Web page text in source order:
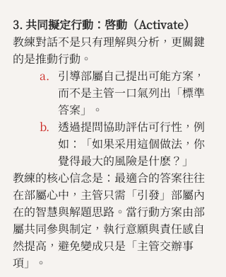
3. 共同擬定行動：啓動（Activate）
教練對話不是只有理解與分析，更關鍵
的是推動行動。
引導部屬自己提出可能方案，
而不是主管一口氣列出「標準
答案」。
透過提問協助評估可行性，例
如：「如果采用這個做法，你
覺得最大的風險是什麽？」
教練的核心信念是：最適合的答案往往
在部屬心中，主管只需「引發」部屬內
在的智慧與解題思路。當行動方案由部
屬共同參與制定，執行意願與責任感自
然提高，避免變成只是「主管交辦事
項」。